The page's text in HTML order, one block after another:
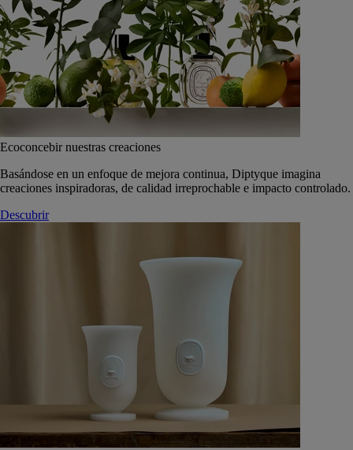
Ecoconcebir nuestras creaciones
Basándose en un enfoque de mejora continua, Diptyque imagina
creaciones inspiradoras, de calidad irreprochable e impacto controlado.
Descubrir